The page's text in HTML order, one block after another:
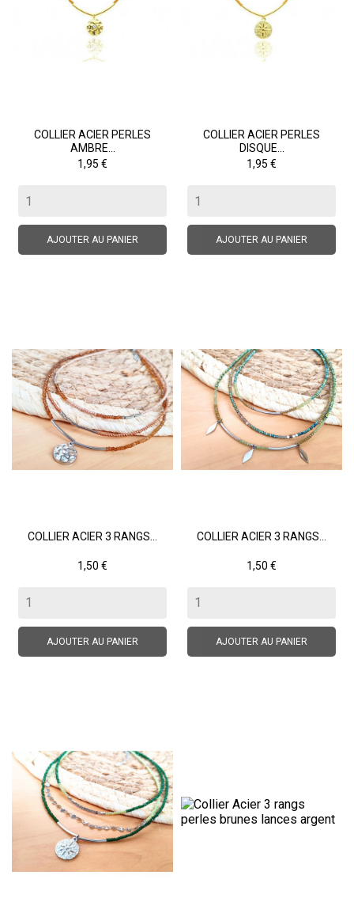
COLLIER ACIER PERLES
AMBRE...
Prix
1,95 €
AJOUTER AU PANIER
COLLIER ACIER PERLES
DISQUE...
Prix
1,95 €
AJOUTER AU PANIER
COLLIER ACIER 3 RANGS...
Prix
1,50 €
AJOUTER AU PANIER
COLLIER ACIER 3 RANGS...
Prix
1,50 €
AJOUTER AU PANIER